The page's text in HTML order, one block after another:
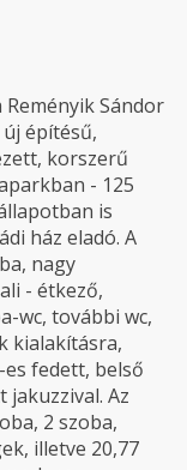
Sándor
építésű,
korszerű
- 125
is
ház eladó. A
nagy
- étkező,
wc, további wc,
kialakításra,
fedett, belső
jakuzzival. Az
2 szoba,
illetve 20,77